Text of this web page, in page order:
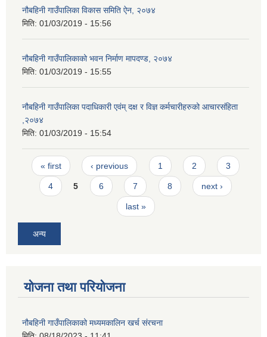
नौबहिनी गाउँपालिका विकास समिति ऐन, २०७४
मिति: 01/03/2019 - 15:56
नौबहिनी गाउँपालिकाको भवन निर्माण मापदण्ड, २०७४
मिति: 01/03/2019 - 15:55
नौबहिनी गाउँपालिका पदाधिकारी एवंम् दक्ष र विज्ञ कर्मचारीहरुको आचारसंहिता
,२०७४
मिति: 01/03/2019 - 15:54
Pages
« first ‹ previous 1 2 3
4 5 6 7 8 next ›
last »
अन्य
योजना तथा परियोजना
नौबहिनी गाउँपालिकाको मध्यमकालिन खर्च संरचना